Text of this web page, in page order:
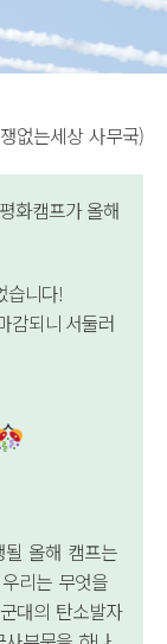
없는세상 사무국)
화캠프가 올해
습니다!
감되니 서둘러
될 올해 캠프는
리는 무엇을
대의 탄소발자